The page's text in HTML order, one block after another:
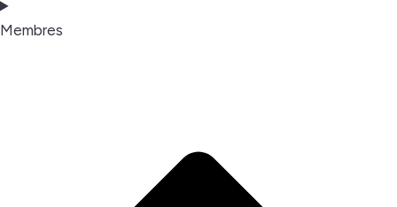
Membres